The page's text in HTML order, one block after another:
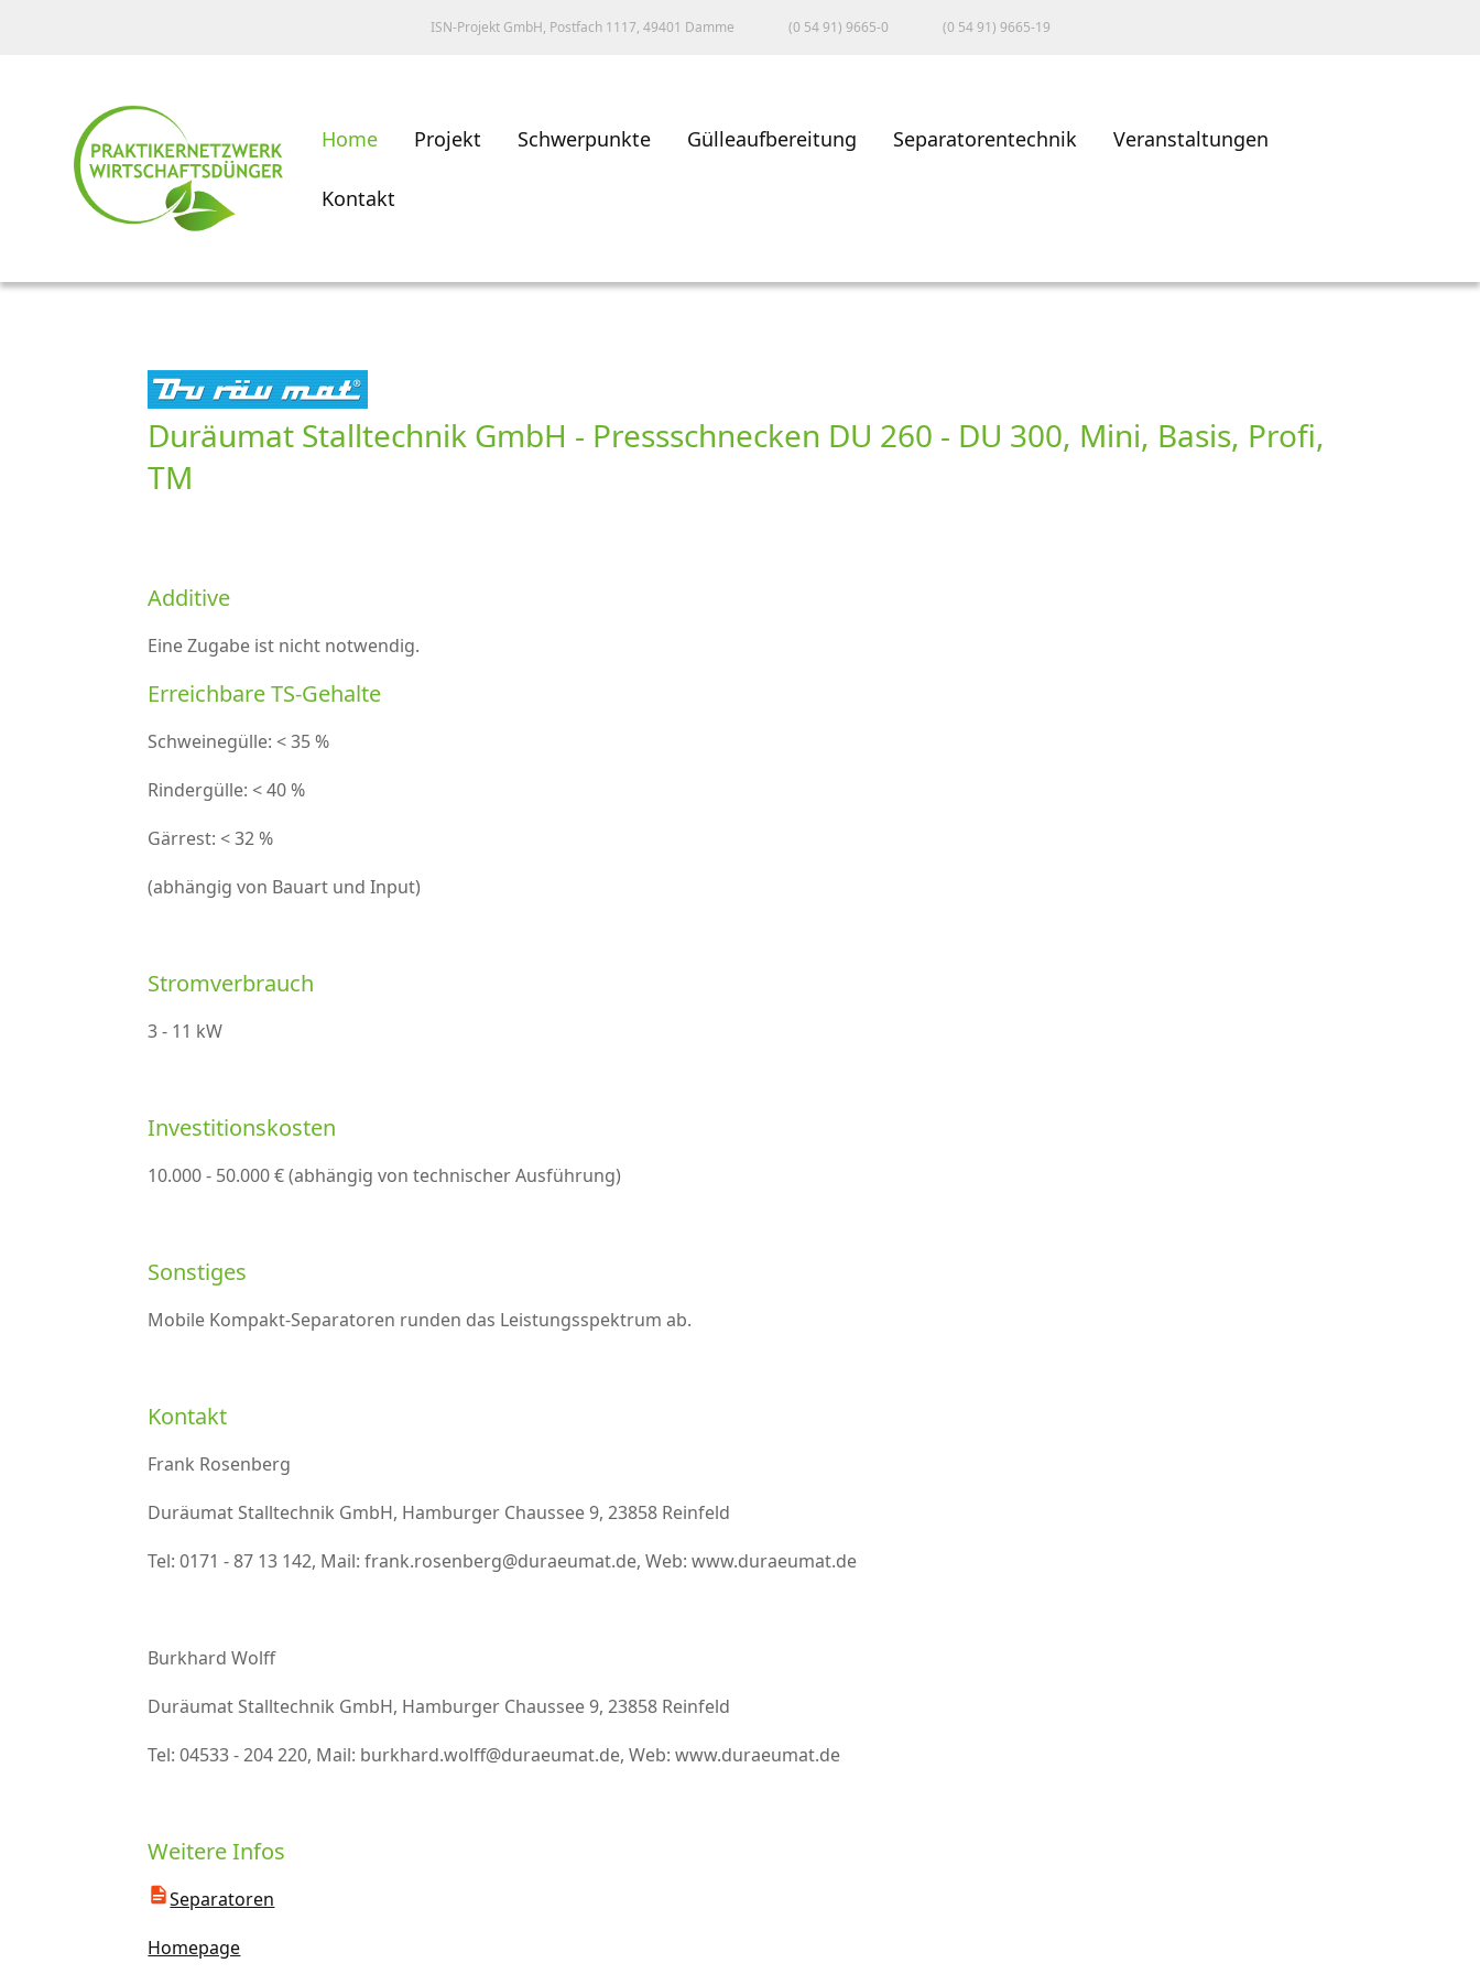
ISN-Projekt GmbH, Postfach 1117, 49401 Damme (0 54 91) 9665-0 (0 54 91) 9665-19
Home Projekt Schwerpunkte Gülleaufbereitung Separatorentechnik Veranstaltungen
Kontakt
Duräumat Stalltechnik GmbH - Pressschnecken DU 260 - DU 300, Mini, Basis, Profi,
TM
Additive
Eine Zugabe ist nicht notwendig.
Erreichbare TS-Gehalte
Schweinegülle: < 35 %
Rindergülle: < 40 %
Gärrest: < 32 %
(abhängig von Bauart und Input)
Stromverbrauch
3 - 11 kW
Investitionskosten
10.000 - 50.000 € (abhängig von technischer Ausführung)
Sonstiges
Mobile Kompakt-Separatoren runden das Leistungsspektrum ab.
Kontakt
Frank Rosenberg
Duräumat Stalltechnik GmbH, Hamburger Chaussee 9, 23858 Reinfeld
Tel: 0171 - 87 13 142, Mail: frank.rosenberg@duraeumat.de, Web: www.duraeumat.de
Burkhard Wolff
Duräumat Stalltechnik GmbH, Hamburger Chaussee 9, 23858 Reinfeld
Tel: 04533 - 204 220, Mail: burkhard.wolff@duraeumat.de, Web: www.duraeumat.de
Weitere Infos
Separatoren
Homepage